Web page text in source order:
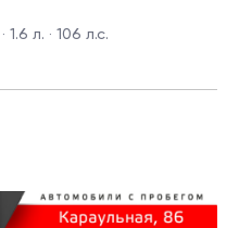
л. · 106 л.с.